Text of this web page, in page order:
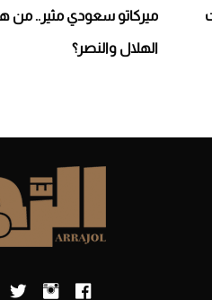
ميركاتو سعودي مثير.. من هو
الهلال والنصر؟